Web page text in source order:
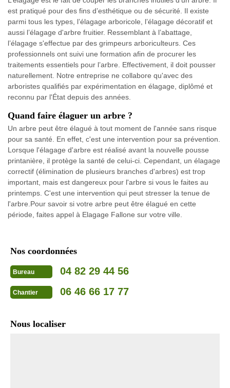
est pratiqué pour des fins d’esthétique ou de sécurité. Il existe
parmi tous les types, l’élagage arboricole, l’élagage décoratif et
aussi l’élagage d'arbre fruitier. Ressemblant à l’abattage,
l’élagage s'effectue par des grimpeurs arboriculteurs. Ces
professionnels ont suivi une formation afin de procurer les
traitements essentiels pour l’arbre. Effectivement, il doit pousser
naturellement. Notre entreprise ne collabore qu'avec des
arboristes qualifiés par expérimentation en élagage, diplômé et
reconnu par l'État depuis des années.
Quand faire élaguer un arbre ?
Un arbre peut être élagué à tout moment de l'année sans risque
pour sa santé. En effet, c'est une intervention pour sa prévention.
Lorsque l'élagage d'arbre est réalisé avant la nouvelle pousse
printanière, il protège la santé de celui-ci. Cependant, un élagage
correctif (élimination de plusieurs branches d'arbres) est trop
important, mais est dangereux pour l'arbre si vous le faites au
printemps. C'est une intervention qui peut stresser la tenue de
l'arbre.Pour savoir si votre arbre peut être élagué en cette
période, faites appel à Elagage Fallone sur votre ville.
Nos coordonnées
Bureau 04 82 29 44 56
Chantier 06 46 66 17 77
Nous localiser